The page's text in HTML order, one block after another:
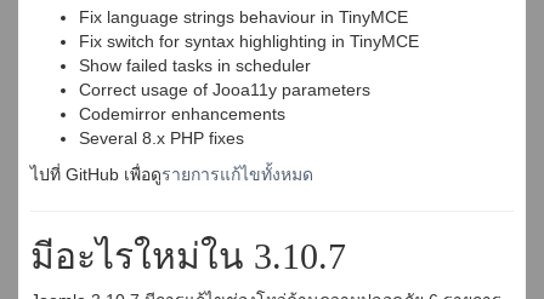
Fix language strings behaviour in TinyMCE
Fix switch for syntax highlighting in TinyMCE
Show failed tasks in scheduler
Correct usage of Jooa11y parameters
Codemirror enhancements
Several 8.x PHP fixes
ไปที่ GitHub เพื่อดูรายการแก้ไขทั้งหมด
มีอะไรใหม่ใน 3.10.7